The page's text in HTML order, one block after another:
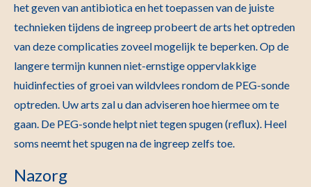
het geven van antibiotica en het toepassen van de juiste
technieken tijdens de ingreep probeert de arts het optreden
van deze complicaties zoveel mogelijk te beperken. Op de
langere termijn kunnen niet-ernstige oppervlakkige
huidinfecties of groei van wildvlees rondom de PEG-sonde
optreden. Uw arts zal u dan adviseren hoe hiermee om te
gaan. De PEG-sonde helpt niet tegen spugen (reflux). Heel
soms neemt het spugen na de ingreep zelfs toe.
Nazorg